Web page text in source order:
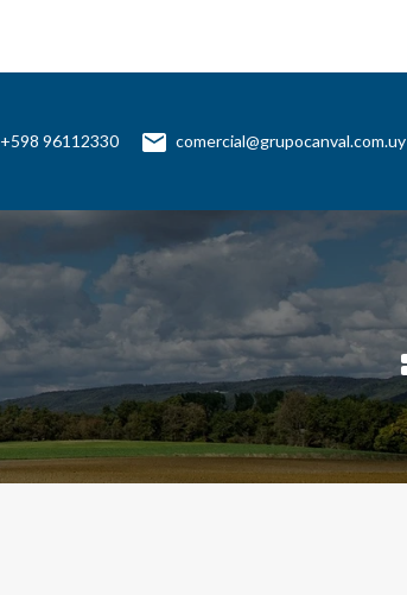
+598 96112330 comercial@grupocanval.com.uy